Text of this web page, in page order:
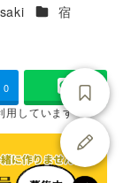
施設ジャンル
宿
0
用しています